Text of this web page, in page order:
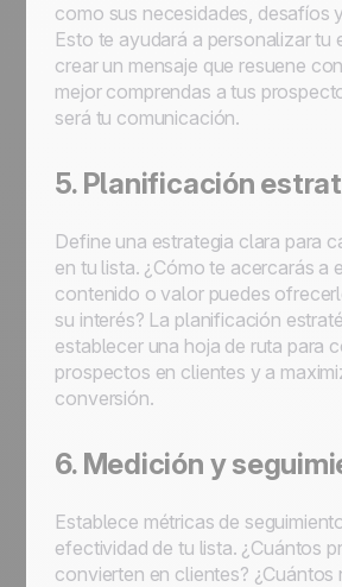
como sus necesidades, desafíos
Esto te ayudará a personalizar tu
crear un mensaje que resuene
mejor comprendas a tus
será tu comunicación.
5. Planificación
Define una estrategia clara para
en tu lista. ¿Cómo te acercarás a
contenido o valor puedes
su interés? La planificación
establecer una hoja de ruta para
prospectos en clientes y a
conversión.
6. Medición y
Establece métricas de
efectividad de tu lista. ¿Cuántos
convierten en clientes? ¿Cuántos